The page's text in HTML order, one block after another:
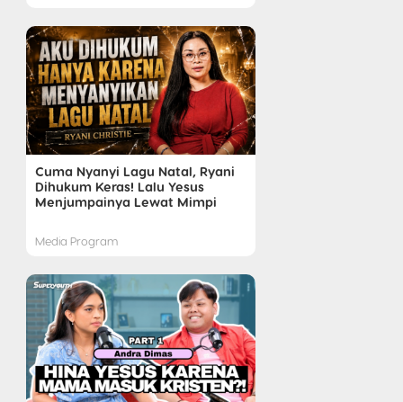
Cuma Nyanyi Lagu Natal, Ryani
Dihukum Keras! Lalu Yesus
Menjumpainya Lewat Mimpi
Media Program